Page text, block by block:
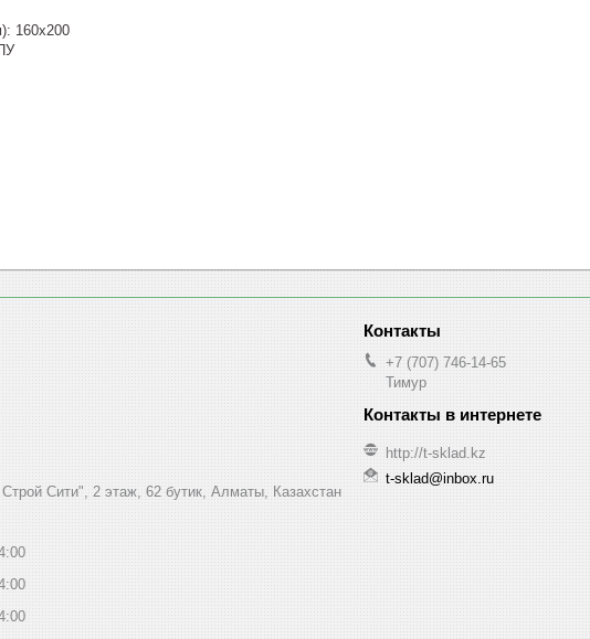
160x200
Сити", 2 этаж, 62 бутик, Алматы, Казахстан
+7 (707) 746-14-65
Тимур
http://t-sklad.kz
t-sklad@inbox.ru